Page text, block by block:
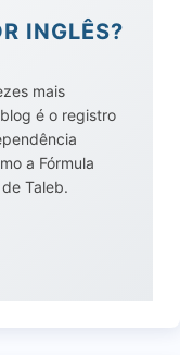
INGLÊS?
mais
é o registro
a Fórmula
Taleb.